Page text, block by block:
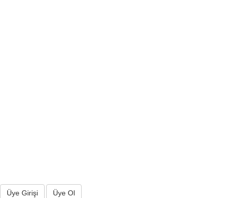
Üye Girişi Üye Ol